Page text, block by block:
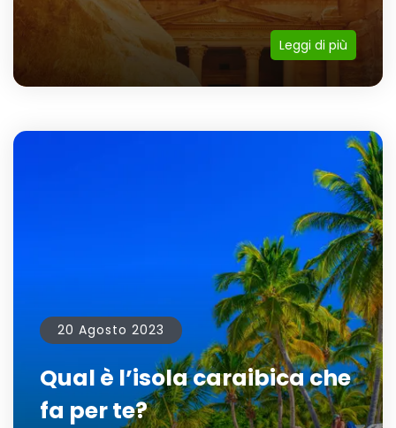
Leggi di più
20 Agosto 2023
Qual è l’isola caraibica che
fa per te?